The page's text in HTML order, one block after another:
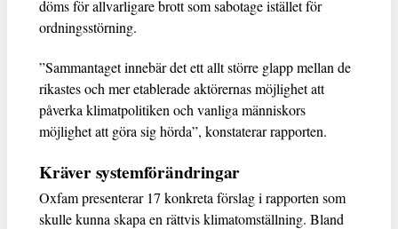
döms för allvarligare brott som sabotage istället för
ordningsstörning.
”Sammantaget innebär det ett allt större glapp mellan de
rikastes och mer etablerade aktörernas möjlighet att
påverka klimatpolitiken och vanliga människors
möjlighet att göra sig hörda”, konstaterar rapporten.
Kräver systemförändringar
Oxfam presenterar 17 konkreta förslag i rapporten som
skulle kunna skapa en rättvis klimatomställning. Bland